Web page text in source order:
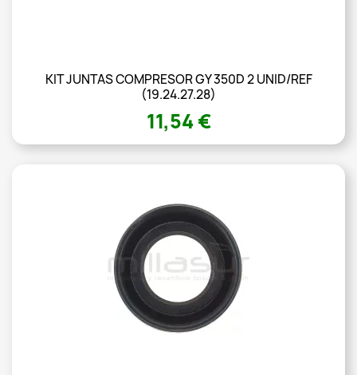
KIT JUNTAS COMPRESOR GY 350D 2 UNID/REF
(19.24.27.28)
11,54 €